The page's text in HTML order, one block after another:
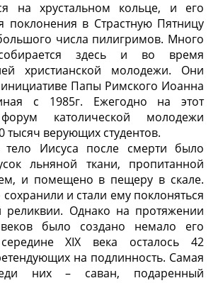
на хрустальном кольце, и его
поклонения в Страстную Пятницу
числа пилигримов. Много
здесь и во время
христианской молодежи. Они
Папы Римского Иоанна
с 1985г. Ежегодно на этот
католической молодежи
тысяч верующих студентов.
Иисуса после смерти было
льняной ткани, пропитанной
и помещено в пещеру в скале.
и стали ему поклоняться
реликвии. Однако на протяжении
было создано немало его
XIX века осталось 42
на подлинность. Самая
них – саван, подаренный